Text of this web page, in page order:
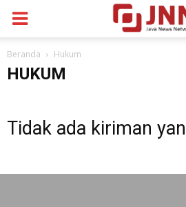
Beranda Hukum
HUKUM
Tidak ada kiriman